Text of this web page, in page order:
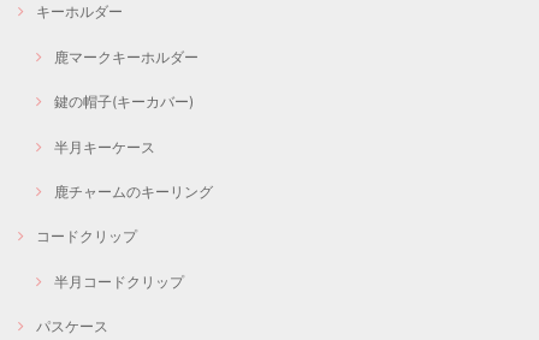
キーホルダー
鹿マークキーホルダー
鍵の帽子(キーカバー)
半月キーケース
鹿チャームのキーリング
コードクリップ
半月コードクリップ
パスケース